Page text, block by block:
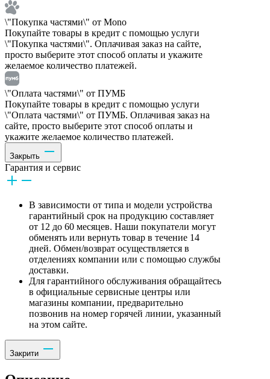
\"Покупка частями\" от Mono
Покупайте товары в кредит с помощью услуги
\"Покупка частями\". Оплачивая заказ на сайте,
просто выберите этот способ оплаты и укажите
желаемое количество платежей.
\"Оплата частями\" от ПУМБ
Покупайте товары в кредит с помощью услуги
\"Оплата частями\" от ПУМБ. Оплачивая заказ на
сайте, просто выберите этот способ оплаты и
укажите желаемое количество платежей.
Закрыть
Гарантия и сервис
В зависимости от типа и модели устройства
гарантийный срок на продукцию составляет
от 12 до 60 месяцев. Наши покупатели могут
обменять или вернуть товар в течение 14
дней. Обмен/возврат осуществляется в
отделениях компании или с помощью службы
доставки.
Для гарантийного обслуживания обращайтесь
в официальные сервисные центры или
магазины компании, предварительно
позвонив на номер горячей линии, указанный
на этом сайте.
Закрити